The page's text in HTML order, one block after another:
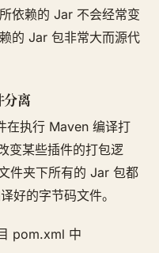
依赖的 Jar 不会经常变
的 Jar 包非常大而源代
离
在执行 Maven 编译打
变某些插件的打包逻
件夹下所有的 Jar 包都
好的字节码文件。
pom.xml 中